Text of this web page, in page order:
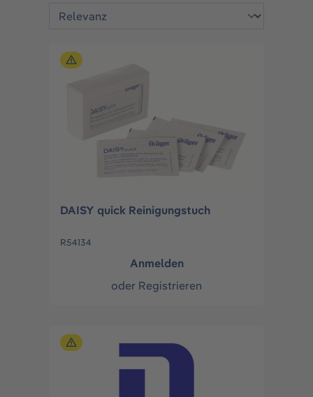
DAISY quick Reinigungstuch
R54134
Anmelden
oder Registrieren